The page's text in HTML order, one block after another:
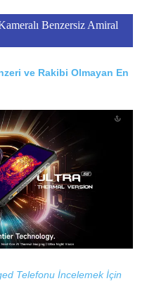
Benzersiz Amiral
ve Rakibi Olmayan En
Telefonu İncelemek İçin